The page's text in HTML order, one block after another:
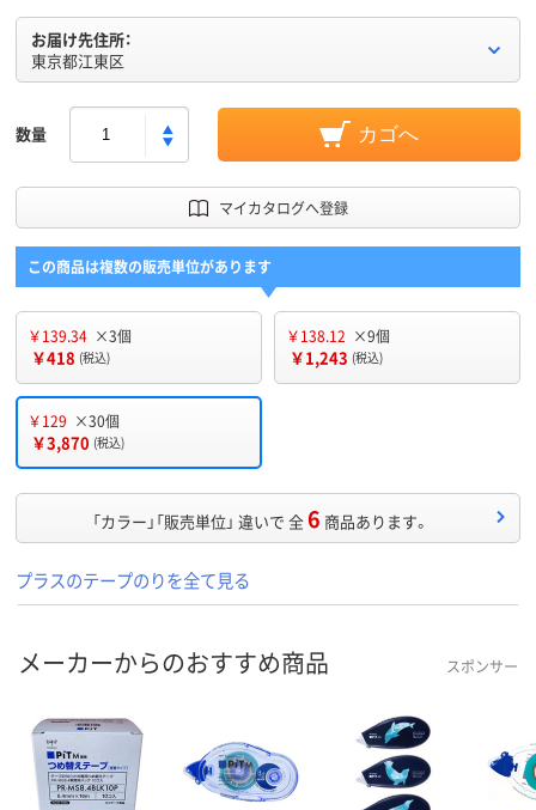
お届け先住所：
東京都江東区
数量 カゴへ
マイカタログへ登録
この商品は複数の販売単位があります
￥139.34 ×3個
￥418 (税込)
￥138.12 ×9個
￥1,243 (税込)
￥129 ×30個
￥3,870 (税込)
「カラー」「販売単位」 違いで 全6 商品あります。
プラスのテープのりを全て見る
メーカーからのおすすめ商品 スポンサー